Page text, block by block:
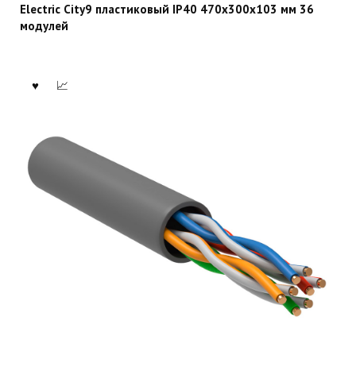
Electric City9 пластиковый IP40 470х300х103 мм 36
модулей